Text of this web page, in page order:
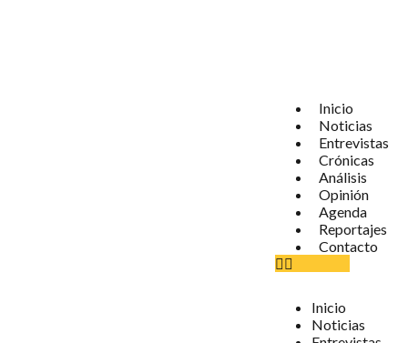
Inicio
Noticias
Entrevistas
Crónicas
Análisis
Opinión
Agenda
Reportajes
Contacto
Inicio
Noticias